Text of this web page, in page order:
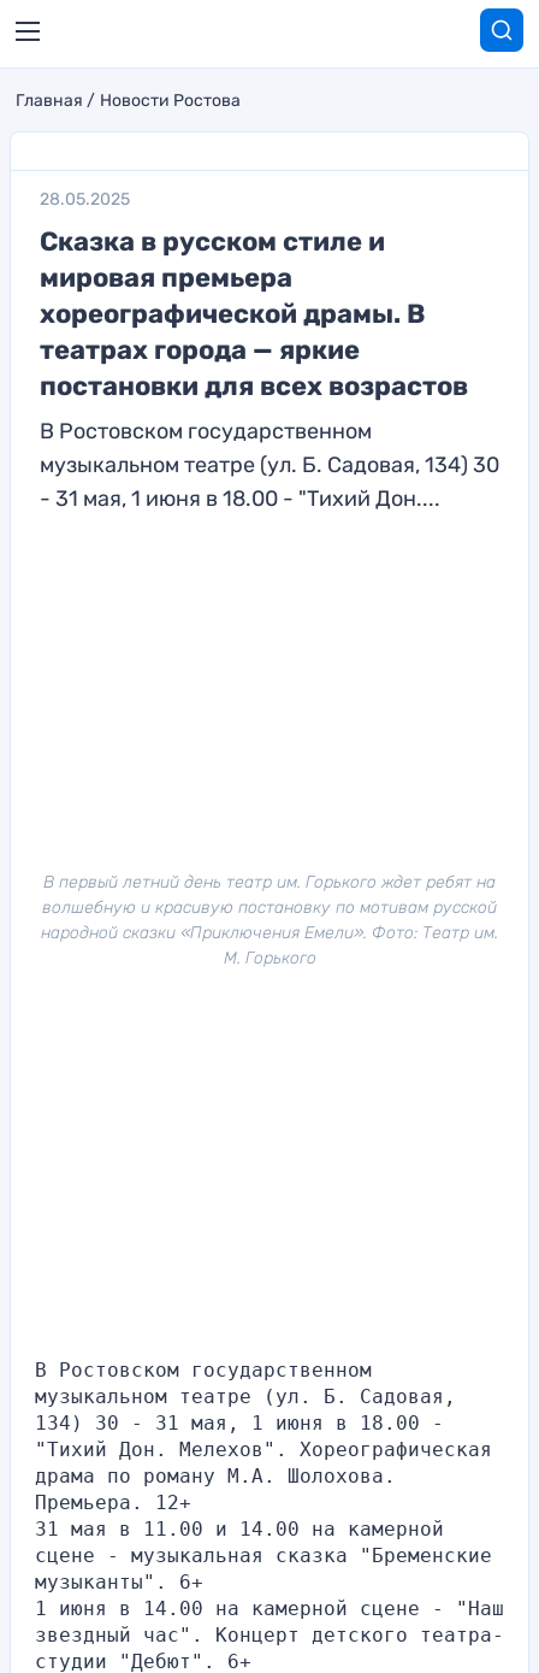
Главная Новости Ростова
28.05.2025
Сказка в русском стиле и
мировая премьера
хореографической драмы. В
театрах города — яркие
постановки для всех возрастов
В Ростовском государственном
музыкальном театре (ул. Б. Садовая, 134) 30
- 31 мая, 1 июня в 18.00 - "Тихий Дон....
В первый летний день театр им. Горького ждет ребят на
волшебную и красивую постановку по мотивам русской
народной сказки «Приключения Емели». Фото: Театр им.
М. Горького
В Ростовском государственном
музыкальном театре (ул. Б. Садовая,
134) 30 - 31 мая, 1 июня в 18.00 -
"Тихий Дон. Мелехов". Хореографическая
драма по роману М.А. Шолохова.
Премьера. 12+
31 мая в 11.00 и 14.00 на камерной
сцене - музыкальная сказка "Бременские
музыканты". 6+
1 июня в 14.00 на камерной сцене - "Наш
звездный час". Концерт детского театра-
студии "Дебют". 6+